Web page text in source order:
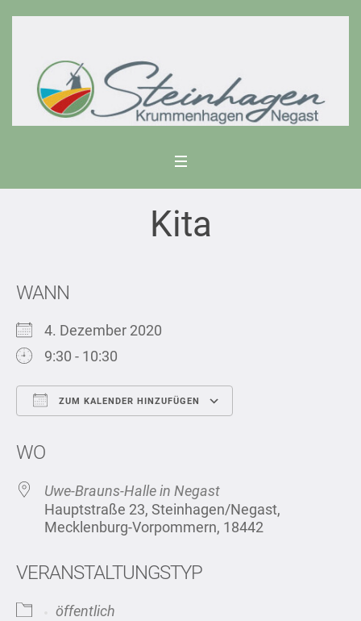
Kita
WANN
4. Dezember 2020
9:30 - 10:30
ZUM KALENDER HINZUFÜGEN
WO
Uwe-Brauns-Halle in Negast
Hauptstraße 23, Steinhagen/Negast,
Mecklenburg-Vorpommern, 18442
VERANSTALTUNGSTYP
öffentlich